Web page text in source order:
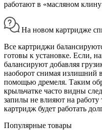
работают в «масляном
На новом картридже
Все картриджи
готовы к установке. Если,
балансируют добавляя
наоборот снимая излишний
помощью дремеля. Таким
крыльчатке часто видны
запилы не влияют на
картридж будет работать
Популярные товары